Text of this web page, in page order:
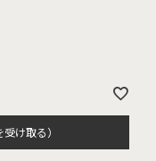
け取る）